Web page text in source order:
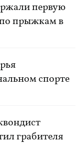
первую
прыжкам в
спорте
грабителя